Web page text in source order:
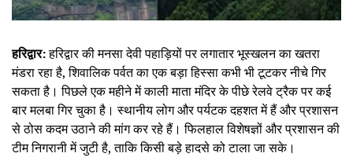
हरिद्वार:हरिद्वार की मनसा देवी पहाड़ियों पर लगातार भूस्खलन का खतरा
मंडरा रहा है, शिवालिक पर्वत का एक बड़ा हिस्सा कभी भी टूटकर नीचे गिर
सकता है। पिछले एक महीने में काली माता मंदिर के पीछे रेलवे ट्रैक पर कई
बार मलबा गिर चुका है। स्थानीय लोग और पर्यटक दहशत में हैं और प्रशासन
से ठोस कदम उठाने की मांग कर रहे हैं। फिलहाल विशेषज्ञों और प्रशासन की
टीम निगरानी में जुटी है, ताकि किसी बड़े हादसे को टाला जा सके।